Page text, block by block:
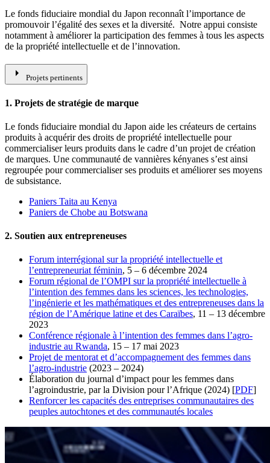
Le fonds fiduciaire mondial du Japon reconnaît l’importance de
promouvoir l’égalité des sexes et la diversité. Notre appui consiste
notamment à améliorer la participation des femmes à tous les aspects
de la propriété intellectuelle et de l’innovation.
arrow_right Projets pertinents
1. Projets de stratégie de marque
Le fonds fiduciaire mondial du Japon aide les créateurs de certains
produits à acquérir des droits de propriété intellectuelle pour
commercialiser leurs produits dans le cadre d’un projet de création
de marques. Une communauté de vannières kényanes s’est ainsi
regroupée pour commercialiser ses produits et améliorer ses moyens
de subsistance.
Paniers Taita au Kenya
Paniers de Chobe au Botswana
2. Soutien aux entrepreneuses
Forum interrégional sur la propriété intellectuelle et
l’entrepreneuriat féminin, 5 – 6 décembre 2024
Forum régional de l’OMPI sur la propriété intellectuelle à
l’intention des femmes dans les sciences, les technologies,
l’ingénierie et les mathématiques et des entrepreneuses dans la
région de l’Amérique latine et des Caraïbes, 11 – 13 décembre
2023
Conférence régionale à l’intention des femmes dans l’agro-
industrie au Rwanda, 15 – 17 mai 2023
Projet de mentorat et d’accompagnement des femmes dans
l’agro-industrie (2023 – 2024)
Élaboration du journal d’impact pour les femmes dans
l’agroindustrie, par la Division pour l’Afrique (2024) [PDF]
Renforcer les capacités des entreprises communautaires des
peuples autochtones et des communautés locales